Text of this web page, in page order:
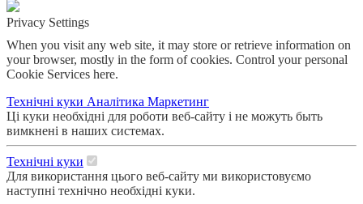
Privacy Settings
When you visit any web site, it may store or retrieve information on
your browser, mostly in the form of cookies. Control your personal
Cookie Services here.
Технічні куки Аналітика Маркетинг
Ці куки необхідні для роботи веб-сайту і не можуть быть
вимкнені в наших системах.
Технічні куки
Для використання цього веб-сайту ми використовуємо
наступні технічно необхідні куки.